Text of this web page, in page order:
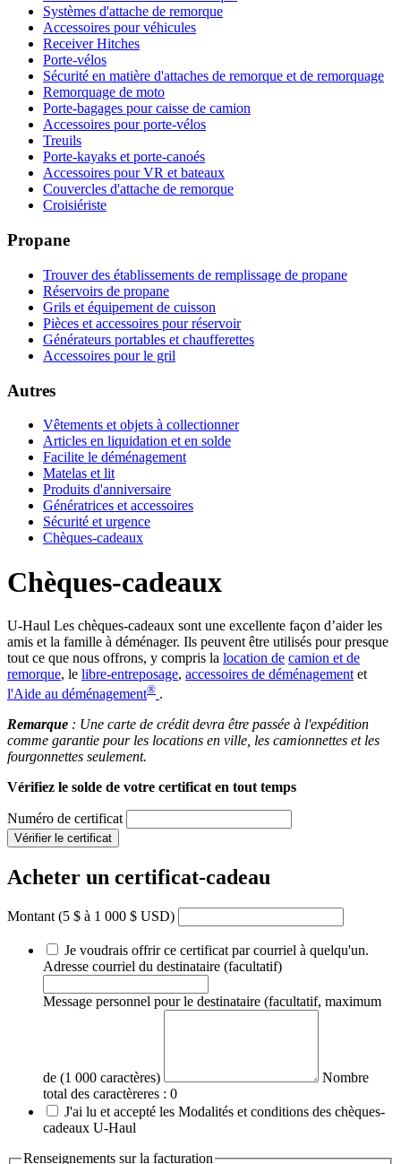
Systèmes d'attache de remorque
Accessoires pour véhicules
Receiver Hitches
Porte-vélos
Sécurité en matière d'attaches de remorque et de remorquage
Remorquage de moto
Porte-bagages pour caisse de camion
Accessoires pour porte-vélos
Treuils
Porte-kayaks et porte-canoés
Accessoires pour VR et bateaux
Couvercles d'attache de remorque
Croisiériste
Propane
Trouver des établissements de remplissage de propane
Réservoirs de propane
Grils et équipement de cuisson
Pièces et accessoires pour réservoir
Générateurs portables et chaufferettes
Accessoires pour le gril
Autres
Vêtements et objets à collectionner
Articles en liquidation et en solde
Facilite le déménagement
Matelas et lit
Produits d'anniversaire
Génératrices et accessoires
Sécurité et urgence
Chèques-cadeaux
Chèques-cadeaux
U-Haul Les chèques-cadeaux sont une excellente façon d’aider les
amis et la famille à déménager. Ils peuvent être utilisés pour presque
tout ce que nous offrons, y compris la location de camion et de
remorque, le libre-entreposage, accessoires de déménagement et
l'Aide au déménagement® .
Remarque : Une carte de crédit devra être passée à l'expédition
comme garantie pour les locations en ville, les camionnettes et les
fourgonnettes seulement.
Vérifiez le solde de votre certificat en tout temps
Numéro de certificat
Vérifier le certificat
Acheter un certificat-cadeau
Montant (5 $ à 1 000 $ USD)
Je voudrais offrir ce certificat par courriel à quelqu'un.
Adresse courriel du destinataire (facultatif)
Message personnel pour le destinataire (facultatif, maximum
de (1 000 caractères)
Nombre
total des caractèreres : 0
J'ai lu et accepté les Modalités et conditions des chèques-
cadeaux U-Haul
Renseignements sur la facturation